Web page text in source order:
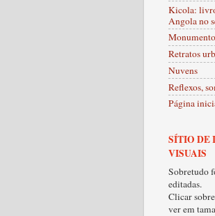
Kicola:
Angola no
Retratos
Nuvens
Reflexos,
Página
SÍTIO DE
VISUAIS
Sobretudo
editadas.
Clicar
ver em